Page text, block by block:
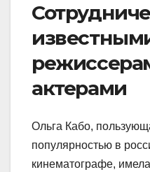
актерами
Ольга Кабо,
популярностью в
кинематографе,